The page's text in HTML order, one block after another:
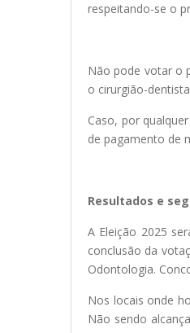
respeitando-se o
Não pode votar o
o cirurgião-
Caso, por
de pagamento de
Resultados e
A Eleição 2025
conclusão da
Odontologia.
Nos locais onde
Não sendo